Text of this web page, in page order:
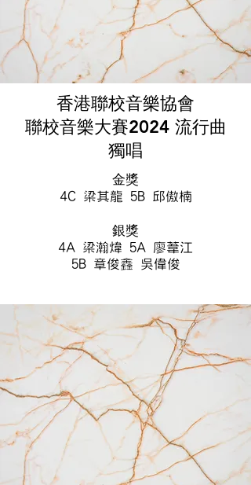
香港聯校音樂協會
聯校音樂大賽2024 流行曲
獨唱
金獎
4C 梁其龍 5B 邱傲楠
銀獎
4A 梁瀚煒 5A 廖葦江
5B 章俊鑫 吳偉俊